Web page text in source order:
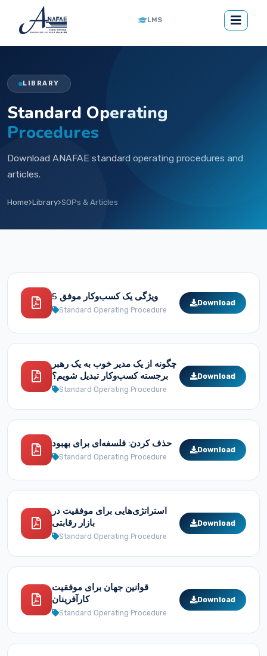
LMS
LIBRARY
Standard Operating
Procedures
Download ANAFAE standard operating procedures and
articles.
Home Library SOPs & Articles
5 ویژگی‌ یک کسب‌وکار موفق
Standard Operating Procedure
Download
چگونه از یک مدیر خوب به یک رهبر
برجسته کسب‌وکار تبدیل شویم؟
Standard Operating Procedure
Download
حذف کردن: فلسفه‌ای برای بهبود
Standard Operating Procedure
Download
استراتژی‌هایی برای موفقیت در
بازار رقابتی
Standard Operating Procedure
Download
قوانین جهان برای موفقیت
کارآفرینان
Standard Operating Procedure
Download